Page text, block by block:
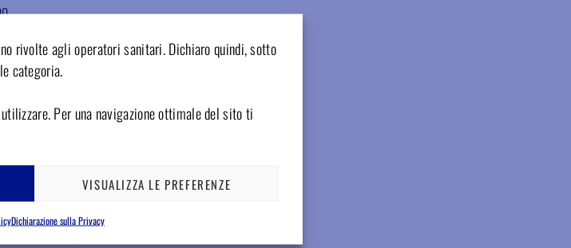
rivolte agli operatori sanitari. Dichiaro quindi, sotto
categoria.
Per una navigazione ottimale del sito ti
VISUALIZZA LE PREFERENZE
Dichiarazione sulla Privacy